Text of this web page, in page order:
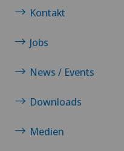
Kontakt
Jobs
News / Events
Downloads
Medien